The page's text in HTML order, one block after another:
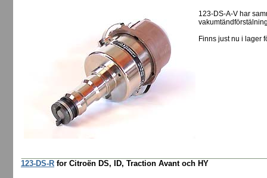
123-DS-A-V har
Finns just nu i lager
123-DS-R for Citroën DS, ID, Traction Avant och HY